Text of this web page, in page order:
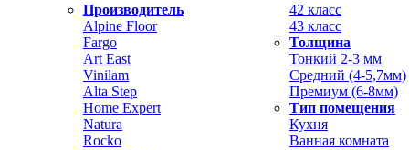
Производитель
Alpine Floor
Fargo
Art East
Vinilam
Alta Step
Home Expert
Natura
Rocko
42 класс
43 класс
Толщина
Тонкий 2-3 мм
Средний (4-5,7мм)
Премиум (6-8мм)
Тип помещения
Кухня
Ванная комната